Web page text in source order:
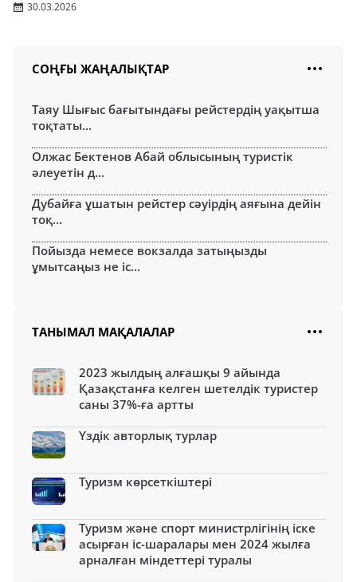
30.03.2026
СОҢҒЫ ЖАҢАЛЫҚТАР
Таяу Шығыс бағытындағы рейстердің уақытша
тоқтаты...
Олжас Бектенов Абай облысының туристік
әлеуетін д...
Дубайға ұшатын рейстер сәуірдің аяғына дейін
тоқ...
Пойызда немесе вокзалда затыңызды
ұмытсаңыз не іс...
ТАНЫМАЛ МАҚАЛАЛАР
2023 жылдың алғашқы 9 айында
Қазақстанға келген шетелдік туристер
саны 37%-ға артты
Үздік авторлық турлар
Туризм көрсеткіштері
Туризм және спорт министрлігінің іске
асырған іс-шаралары мен 2024 жылға
арналған міндеттері туралы